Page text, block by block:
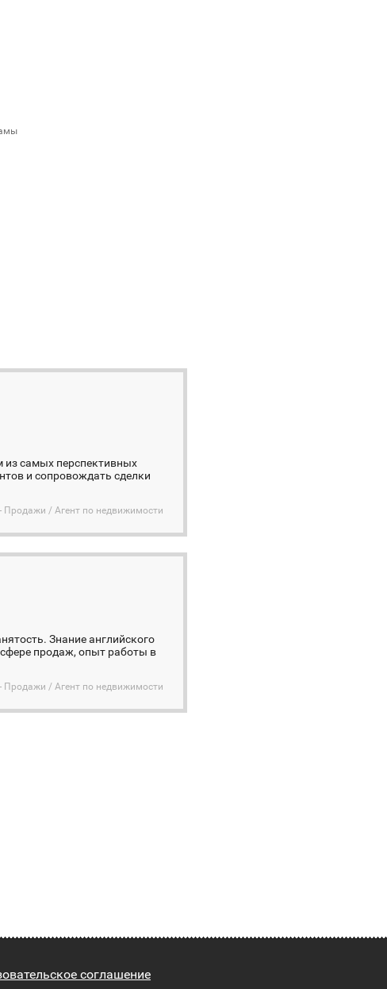
из самых перспективных
и сопровождать сделки
Продажи / Агент по недвижимости
Знание английского
продаж, опыт работы в
Продажи / Агент по недвижимости
соглашение